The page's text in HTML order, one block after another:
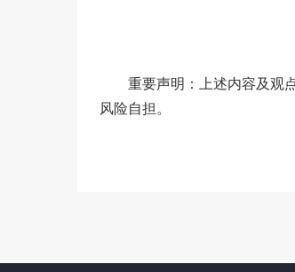
重要声明：上述内容及观
风险自担。